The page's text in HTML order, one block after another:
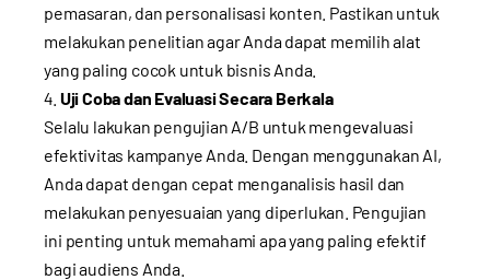
pemasaran, dan personalisasi konten. Pastikan untuk
melakukan penelitian agar Anda dapat memilih alat
yang paling cocok untuk bisnis Anda.
Uji Coba dan Evaluasi Secara Berkala
Selalu lakukan pengujian A/B untuk mengevaluasi
efektivitas kampanye Anda. Dengan menggunakan AI,
Anda dapat dengan cepat menganalisis hasil dan
melakukan penyesuaian yang diperlukan. Pengujian
ini penting untuk memahami apa yang paling efektif
bagi audiens Anda.